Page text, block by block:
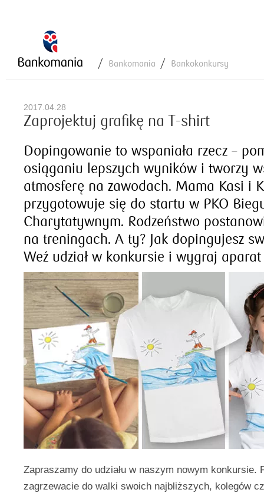
Bankomania Bankokonkursy
2017.04.28
Zaprojektuj grafikę na T-shirt
Dopingowanie to wspaniała rzecz –
osiąganiu lepszych wyników i tworzy
atmosferę na zawodach. Mama Kasi i
przygotowuje się do startu w PKO
Charytatywnym. Rodzeństwo
na treningach. A ty? Jak dopingujesz
Weź udział w konkursie i wygraj
Zapraszamy do udziału w naszym nowym konkursie.
zagrzewacie do walki swoich najbliższych, kolegów